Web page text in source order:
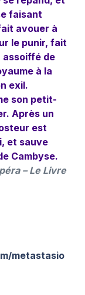
faisant
avouer à
le punir, fait
assoiffé de
à la
exil.
son petit-
Après un
est
et sauve
Cambyse.
– Le Livre
metastasio